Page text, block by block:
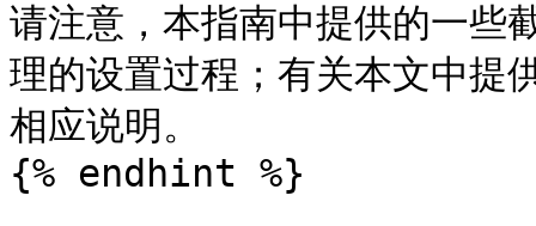
请注意，本指南中提供的一些
理的设置过程；有关本文中提
相应说明。
{% endhint %}